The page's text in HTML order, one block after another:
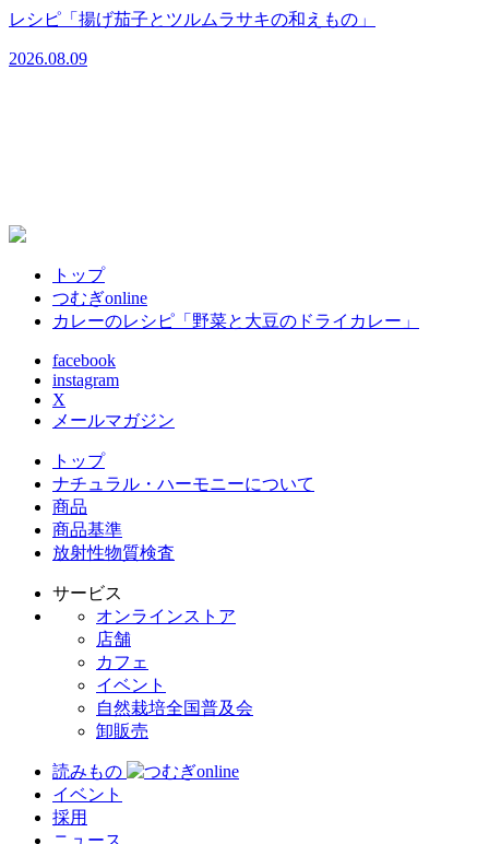
レシピ「揚げ茄子とツルムラサキの和えもの」
2026.08.09
トップ
つむぎonline
カレーのレシピ「野菜と大豆のドライカレー」
facebook
instagram
X
メールマガジン
トップ
ナチュラル・ハーモニーについて
商品
商品基準
放射性物質検査
サービス
オンラインストア
店舗
カフェ
イベント
自然栽培全国普及会
卸販売
読みもの
イベント
採用
ニュース